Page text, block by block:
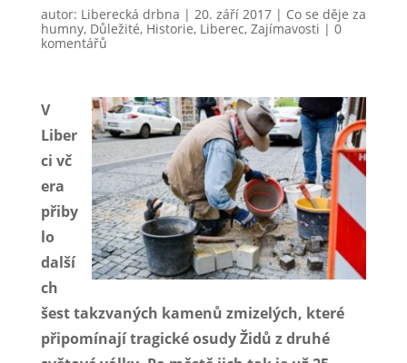
autor: Liberecká drbna | 20. září 2017| Co se děje za
humny, Důležité, Historie, Liberec, Zajímavosti | 0
komentářů
V
Liber
ci vč
era
přiby
lo
další
ch
šest takzvaných kamenů zmizelých, které
připomínají tragické osudy Židů z druhé